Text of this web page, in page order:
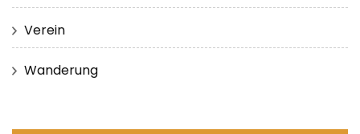
Verein
Wanderung